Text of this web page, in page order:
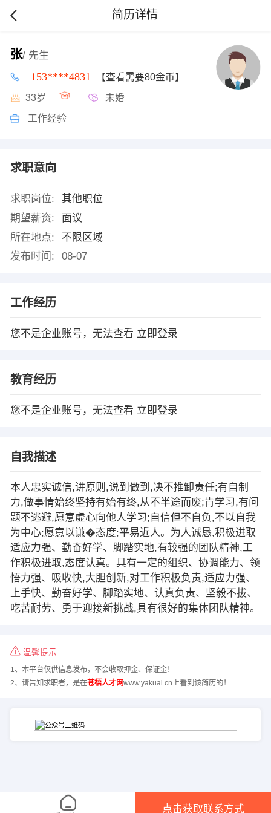
简历详情
张/ 先生
153****4831 【查看需要80金币】
33岁 未婚
工作经验
求职意向
求职岗位:
其他职位
期望薪资:
面议
所在地点:
不限区域
发布时间:
08-07
工作经历
您不是企业账号，无法查看 立即登录
教育经历
您不是企业账号，无法查看 立即登录
自我描述
本人忠实诚信,讲原则,说到做到,决不推卸责任;有自制
力,做事情始终坚持有始有终,从不半途而废;肯学习,有问
题不逃避,愿意虚心向他人学习;自信但不自负,不以自我
为中心;愿意以谦�态度;平易近人。为人诚恳,积极进取
适应力强、勤奋好学、脚踏实地,有较强的团队精神,工
作积极进取,态度认真。具有一定的组织、协调能力、领
悟力强、吸收快,大胆创新,对工作积极负责,适应力强、
上手快、勤奋好学、脚踏实地、认真负责、坚毅不拔、
吃苦耐劳、勇于迎接新挑战,具有很好的集体团队精神。
温馨提示
1、本平台仅供信息发布，不会收取押金、保证金！
2、请告知求职者，是在苍梧人才网www.yakuai.cn上看到该简历的！
点击获取联系方式